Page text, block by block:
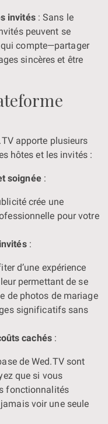
invités: Sans le
peuvent se
compte—partager
sincères et être
apporte plusieurs
hôtes et les invités :
soignée:
crée une
pour votre
:
d’une expérience
permettant de se
de photos de mariage
significatifs sans
cachés:
de Wed.TV sont
que si vous
fonctionnalités
voir une seule